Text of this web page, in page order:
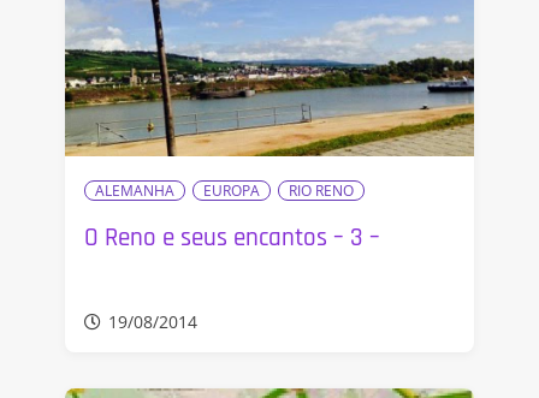
ALEMANHA EUROPA RIO RENO
O Reno e seus encantos – 3 –
19/08/2014